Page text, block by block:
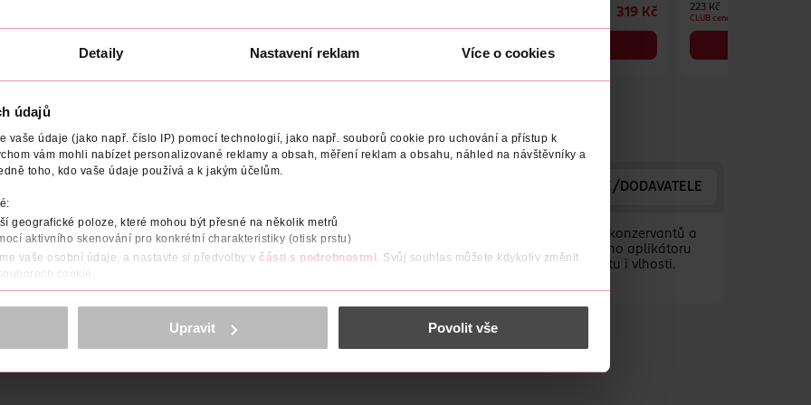
Detaily Nastavení reklam Více o cookies
údajů
vaše údaje (jako např. číslo IP) pomocí technologií, jako např. souborů cookie pro uchování a přístup k
vám mohli nabízet personalizované reklamy a obsah, měření reklam a obsahu, náhled na návštěvníky a
toho, kdo vaše údaje používá a k jakým účelům.
geografické poloze, které mohou být přesné na několik metrů
aktivního skenování pro konkrétní charakteristiky (otisk prstu)
vaše osobní údaje, a nastavte si předvolby v části s podrobnostmi . Svůj souhlas můžete kdykoliv změnit
cookie.
a reklam, funkcí sociálních médií, analýze návštěvnosti, které mohou nést osobní údaje.
osobních údajů.
<
Upravit Povolit vše
319 Kč 223 Kč
CLUB cena
ADRESA VÝROBCE/DODAVATELE
Gel Automatic Liner od L’Oréal Paris založená na speciální přilnavé technologii se složením bez konzervantů a
pomocí gelové tužky obsahující ostré a dlouhotrvající pigmenty na jedné straně a houbičkového aplikátoru
kouřového vzhledu Vašich očí. Dlouhotrvající gelová tužka je nyní odolná vůči vodě, slzám, potu i vlhosti.
linky, které dodají sebevědomí každé ženě.